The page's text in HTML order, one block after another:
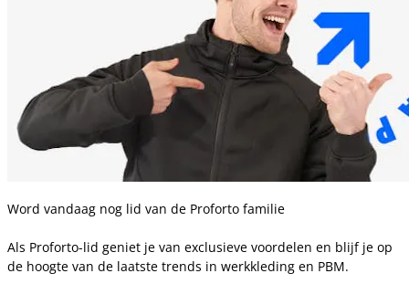
Word vandaag nog lid van de Proforto familie
Als Proforto-lid geniet je van exclusieve voordelen en blijf je op
de hoogte van de laatste trends in werkkleding en PBM.